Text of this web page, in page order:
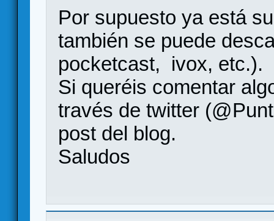
Por supuesto ya está
también se puede
pocketcast, ivox, etc.).
Si queréis comentar
través de twitter
post del blog.
Saludos